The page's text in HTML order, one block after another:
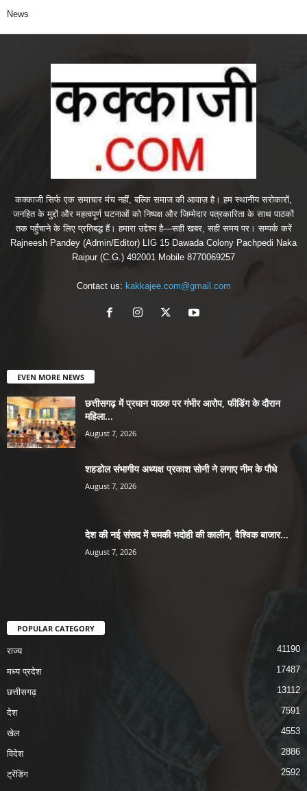
News
कक्काजी सिर्फ एक समाचार मंच नहीं, बल्कि समाज की आवाज़ है। हम स्थानीय सरोकारों,
जनहित के मुद्दों और महत्वपूर्ण घटनाओं को निष्पक्ष और जिम्मेदार पत्रकारिता के साथ पाठकों
तक पहुँचाने के लिए प्रतिबद्ध हैं। हमारा उद्देश्य है—सही खबर, सही समय पर। सम्पर्क करें
Rajneesh Pandey (Admin/Editor) LIG 15 Dawada Colony Pachpedi Naka
Raipur (C.G.) 492001 Mobile 8770069257
Contact us: kakkajee.com@gmail.com
EVEN MORE NEWS
छत्तीसगढ़ में प्रधान पाठक पर गंभीर आरोप, फीडिंग के दौरान
महिला...
August 7, 2026
शहडोल संभागीय अध्यक्ष प्रकाश सोनी ने लगाए नीम के पौधे
August 7, 2026
देश की नई संसद में चमकी भदोही की कालीन, वैश्विक बाजार...
August 7, 2026
POPULAR CATEGORY
राज्य 41190
मध्य प्रदेश 17487
छत्तीसगढ़ 13112
देश 7591
खेल 4553
विदेश 2886
ट्रेंडिंग 2592